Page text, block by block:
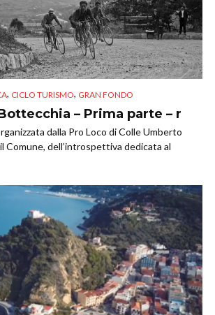
, CICLO TURISMO, GRAN FONDO
– Prima parte – r
dalla Pro Loco di Colle Umberto
Comune, dell’introspettiva dedicata al